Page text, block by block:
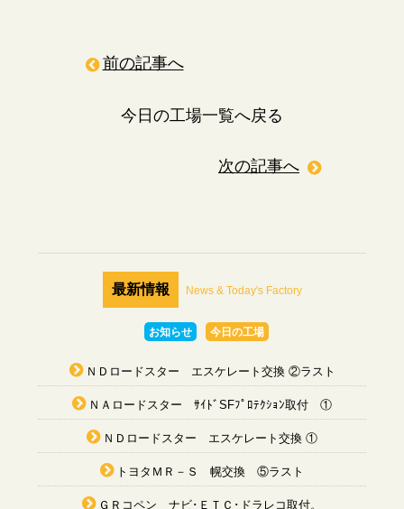
前の記事へ
今日の工場一覧へ戻る
次の記事へ
最新情報 News & Today's Factory
お知らせ 今日の工場
ＮＤロードスター エスケレート交換 ②ラスト
ＮＡロードスター ｻｲﾄﾞSFﾌﾟﾛﾃｸｼｮﾝ取付 ①
ＮＤロードスター エスケレート交換 ①
トヨタＭＲ－Ｓ 幌交換 ⑤ラスト
ＧＲコペン ナビ･ＥＴＣ･ドラレコ取付。